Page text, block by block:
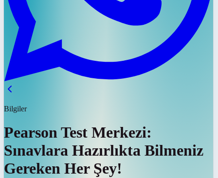
Bilgiler
Pearson Test Merkezi:
Sınavlara Hazırlıkta Bilmeniz
Gereken Her Şey!